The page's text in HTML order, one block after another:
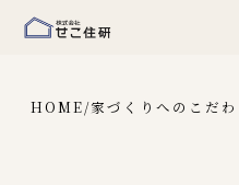
HOME/家づくりへのこだわ